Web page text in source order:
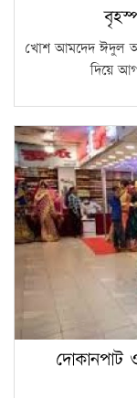
খোশ আমদেদ ঈদুল
দিয়ে
দোকানপাট